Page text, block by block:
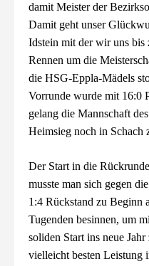
damit Meister der
Damit geht unser
Idstein mit der wir uns bis
Rennen um die
die HSG-Eppla-Mädels
Vorrunde wurde mit 16:0
gelang die Mannschaft
Heimsieg noch in Schach
Der Start in die
musste man sich gegen
1:4 Rückstand zu Beginn
Tugenden besinnen, um
soliden Start ins neue
vielleicht besten Leistung